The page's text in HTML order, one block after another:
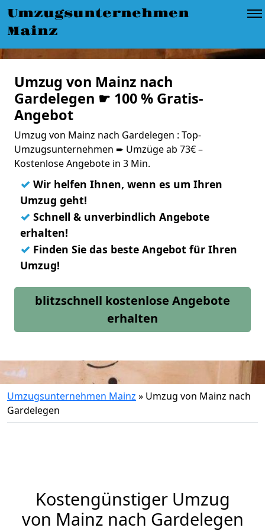
Umzugsunternehmen
Mainz
Umzug von Mainz nach
Gardelegen ☛ 100 % Gratis-
Angebot
Umzug von Mainz nach Gardelegen : Top-
Umzugsunternehmen ➨ Umzüge ab 73€ –
Kostenlose Angebote in 3 Min.
✓ Wir helfen Ihnen, wenn es um Ihren
Umzug geht!
✓ Schnell & unverbindlich Angebote
erhalten!
✓ Finden Sie das beste Angebot für Ihren
Umzug!
blitzschnell kostenlose Angebote
erhalten
Umzugsunternehmen Mainz » Umzug von Mainz nach
Gardelegen
Kostengünstiger Umzug
von Mainz nach Gardelegen